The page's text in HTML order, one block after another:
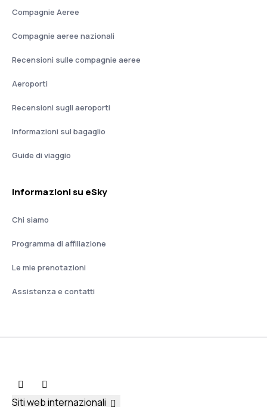
Compagnie Aeree
Compagnie aeree nazionali
Recensioni sulle compagnie aeree
Aeroporti
Recensioni sugli aeroporti
Informazioni sul bagaglio
Guide di viaggio
Informazioni su eSky
Chi siamo
Programma di affiliazione
Le mie prenotazioni
Assistenza e contatti
Siti web internazionali